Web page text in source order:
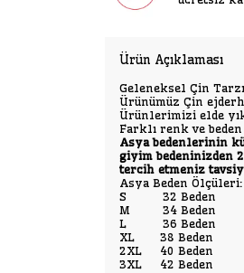
Ürün Açıklaması
Geleneksel Çin
Ürünümüz Çin
Ürünlerimizi elde
Farklı renk ve
Asya bedenlerinin
giyim bedeninizden
tercih etmeniz
Asya Beden Ölçüleri:
S 32 Beden
M 34 Beden
L 36 Beden
XL 38 Beden
2XL 40 Beden
3XL 42 Beden